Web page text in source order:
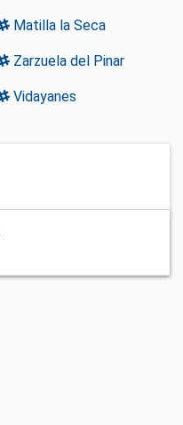
Matilla la Seca
Zarzuela del Pinar
Vidayanes